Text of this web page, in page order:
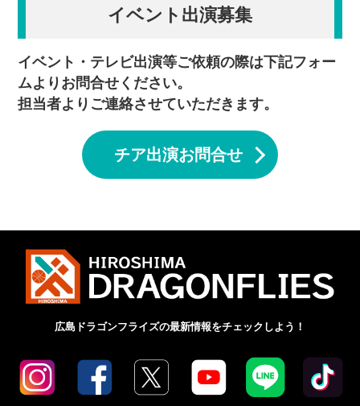
イベント出演募集
イベント・テレビ出演等ご依頼の際は下記フォー
ムよりお問合せください。
担当者よりご連絡させていただきます。
チア出演お問合せ
広島ドラゴンフライズの最新情報をチェックしよう！